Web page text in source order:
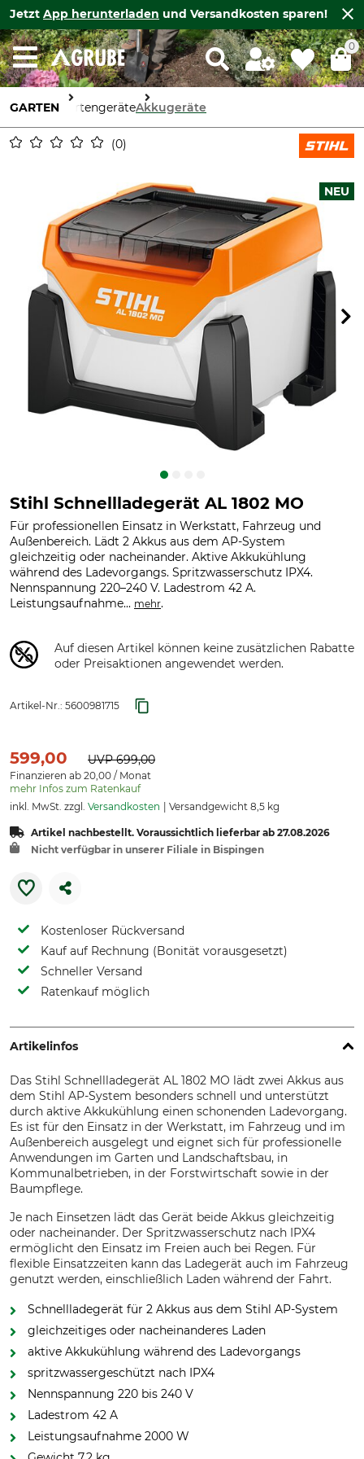
Jetzt App herunterladen und Versandkosten sparen!
0
GARTEN GartengeräteAkkugeräte
0
NEU
Stihl Schnellladegerät AL 1802 MO
Für professionellen Einsatz in Werkstatt, Fahrzeug und
Außenbereich. Lädt 2 Akkus aus dem AP-System
gleichzeitig oder nacheinander. Aktive Akkukühlung
während des Ladevorgangs. Spritzwasserschutz IPX4.
Nennspannung 220–240 V. Ladestrom 42 A.
Leistungsaufnahme... mehr.
Auf diesen Artikel können keine zusätzlichen Rabatte
oder Preisaktionen angewendet werden.
Artikel-Nr.: 5600981715
599,00 UVP699,00
Finanzieren ab 20,00 / Monat
mehr Infos zum Ratenkauf
inkl. MwSt. zzgl. Versandkosten Versandgewicht 8,5 kg
Artikel nachbestellt. Voraussichtlich lieferbar ab 27.08.2026
Nicht verfügbar in unserer Filiale in Bispingen
Kostenloser Rückversand
Kauf auf Rechnung (Bonität vorausgesetzt)
Schneller Versand
Ratenkauf möglich
Artikelinfos
Das Stihl Schnellladegerät AL 1802 MO lädt zwei Akkus aus
dem Stihl AP-System besonders schnell und unterstützt
durch aktive Akkukühlung einen schonenden Ladevorgang.
Es ist für den Einsatz in der Werkstatt, im Fahrzeug und im
Außenbereich ausgelegt und eignet sich für professionelle
Anwendungen im Garten und Landschaftsbau, in
Kommunalbetrieben, in der Forstwirtschaft sowie in der
Baumpflege.
Je nach Einsetzen lädt das Gerät beide Akkus gleichzeitig
oder nacheinander. Der Spritzwasserschutz nach IPX4
ermöglicht den Einsatz im Freien auch bei Regen. Für
flexible Einsatzzeiten kann das Ladegerät auch im Fahrzeug
genutzt werden, einschließlich Laden während der Fahrt.
Schnellladegerät für 2 Akkus aus dem Stihl AP-System
gleichzeitiges oder nacheinanderes Laden
aktive Akkukühlung während des Ladevorgangs
spritzwassergeschützt nach IPX4
Nennspannung 220 bis 240 V
Ladestrom 42 A
Leistungsaufnahme 2000 W